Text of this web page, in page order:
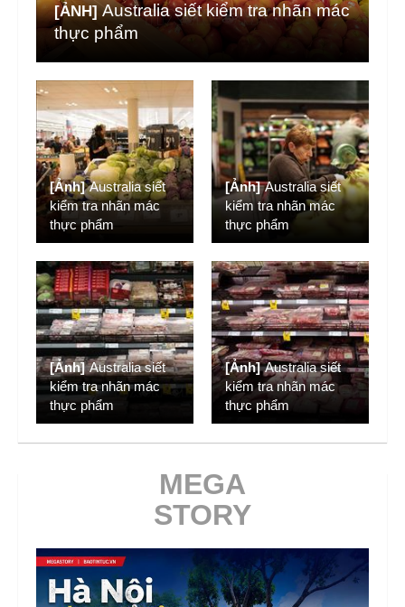
[ẢNH] Australia siết kiểm tra nhãn mác
thực phẩm
[Ảnh] Australia siết
kiểm tra nhãn mác
thực phẩm
[Ảnh] Australia siết
kiểm tra nhãn mác
thực phẩm
[Ảnh] Australia siết
kiểm tra nhãn mác
thực phẩm
[Ảnh] Australia siết
kiểm tra nhãn mác
thực phẩm
MEGA
STORY